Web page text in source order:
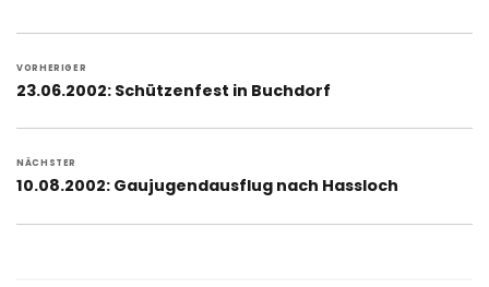
VORHERIGER
Vorheriger
23.06.2002: Schützenfest in Buchdorf
NÄCHSTER
Nächster
10.08.2002: Gaujugendausflug nach Hassloch